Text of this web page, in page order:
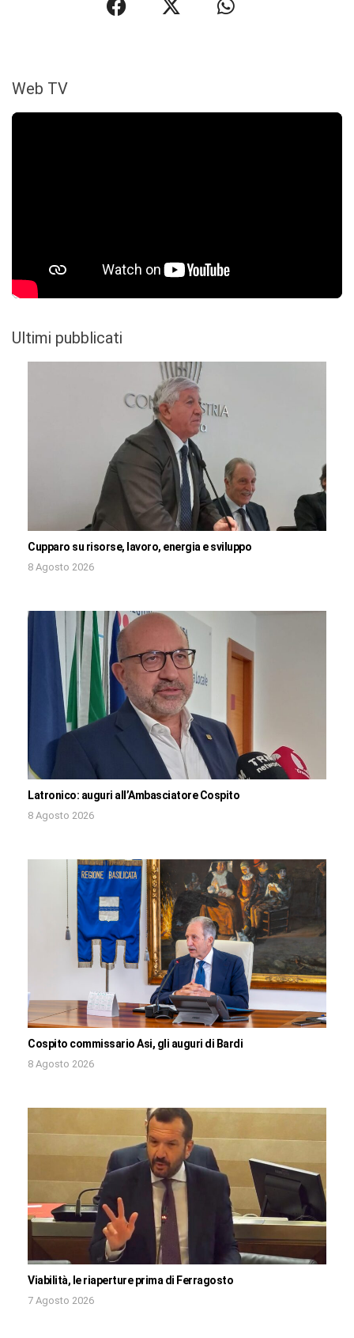
Web TV
Ultimi pubblicati
Cupparo su risorse, lavoro, energia e sviluppo
8 Agosto 2026
Latronico: auguri all’Ambasciatore Cospito
8 Agosto 2026
Cospito commissario Asi, gli auguri di Bardi
8 Agosto 2026
Viabilità, le riaperture prima di Ferragosto
7 Agosto 2026